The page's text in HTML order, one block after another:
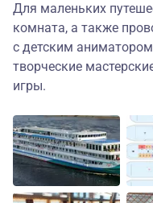
Для маленьких
комната, а также
с детским
творческие
игры.